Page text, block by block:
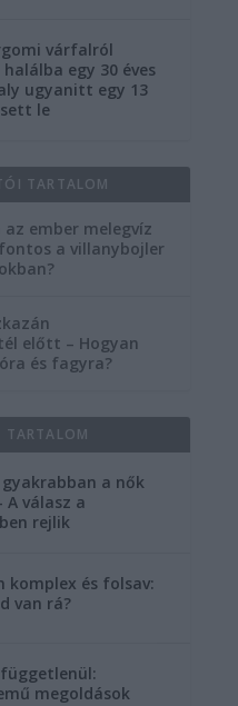
várfalról
egy 30 éves
ugyanitt egy 13
le
TARTALOM
ember melegvíz
a villanybojler
előtt – Hogyan
és fagyra?
TARTALOM
a nők
A válasz a
rejlik
komplex és folsav:
van rá?
megoldások